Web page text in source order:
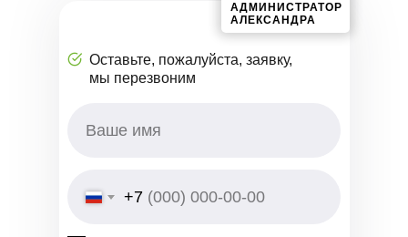
Оставьте, пожалуйста, заявку,
мы перезвоним
АДМИНИСТРАТОР
АЛЕКСАНДРА
+7